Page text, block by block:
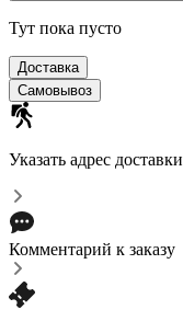
Тут пока пусто
Доставка
Самовывоз
Указать адрес доставки
Комментарий к заказу